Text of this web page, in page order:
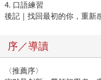
4. 口語練習
後記｜找回最初的你，重新
序／導讀
〈推薦序〉